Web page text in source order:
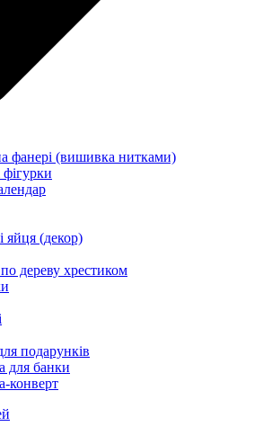
фанері (вишивка нитками)
фігурки
яйця (декор)
дереву хрестиком
подарунків
для банки
конверт